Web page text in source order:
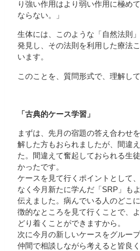
り強い作用はより弱い作用に極め
ならない。」
生体には、このような「自然法則
発見し、その法則を利用した療法
います。
このことを、質問形式で、理解し
「古典的ケース学習」
まずは、先月の宿題の答え合わせ
解した方もおられましたが、間違
た。間違えて奮起しておられる生
かったです。
ケースを見て行くポイントとして
なく今月新たに学んだ「SRP」も
伝えました。病んでいる人のどこ
徴的なところを見て行くことで、
どり着くことができますから。
次に今月の新しいケースをグルー
仲間で相談しながら考えると皆良く